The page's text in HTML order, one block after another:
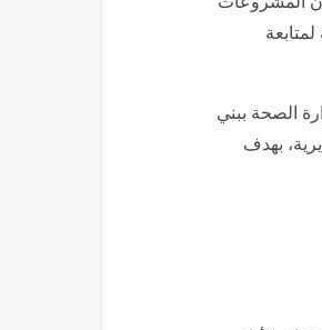
الصحة ببني
بهدف